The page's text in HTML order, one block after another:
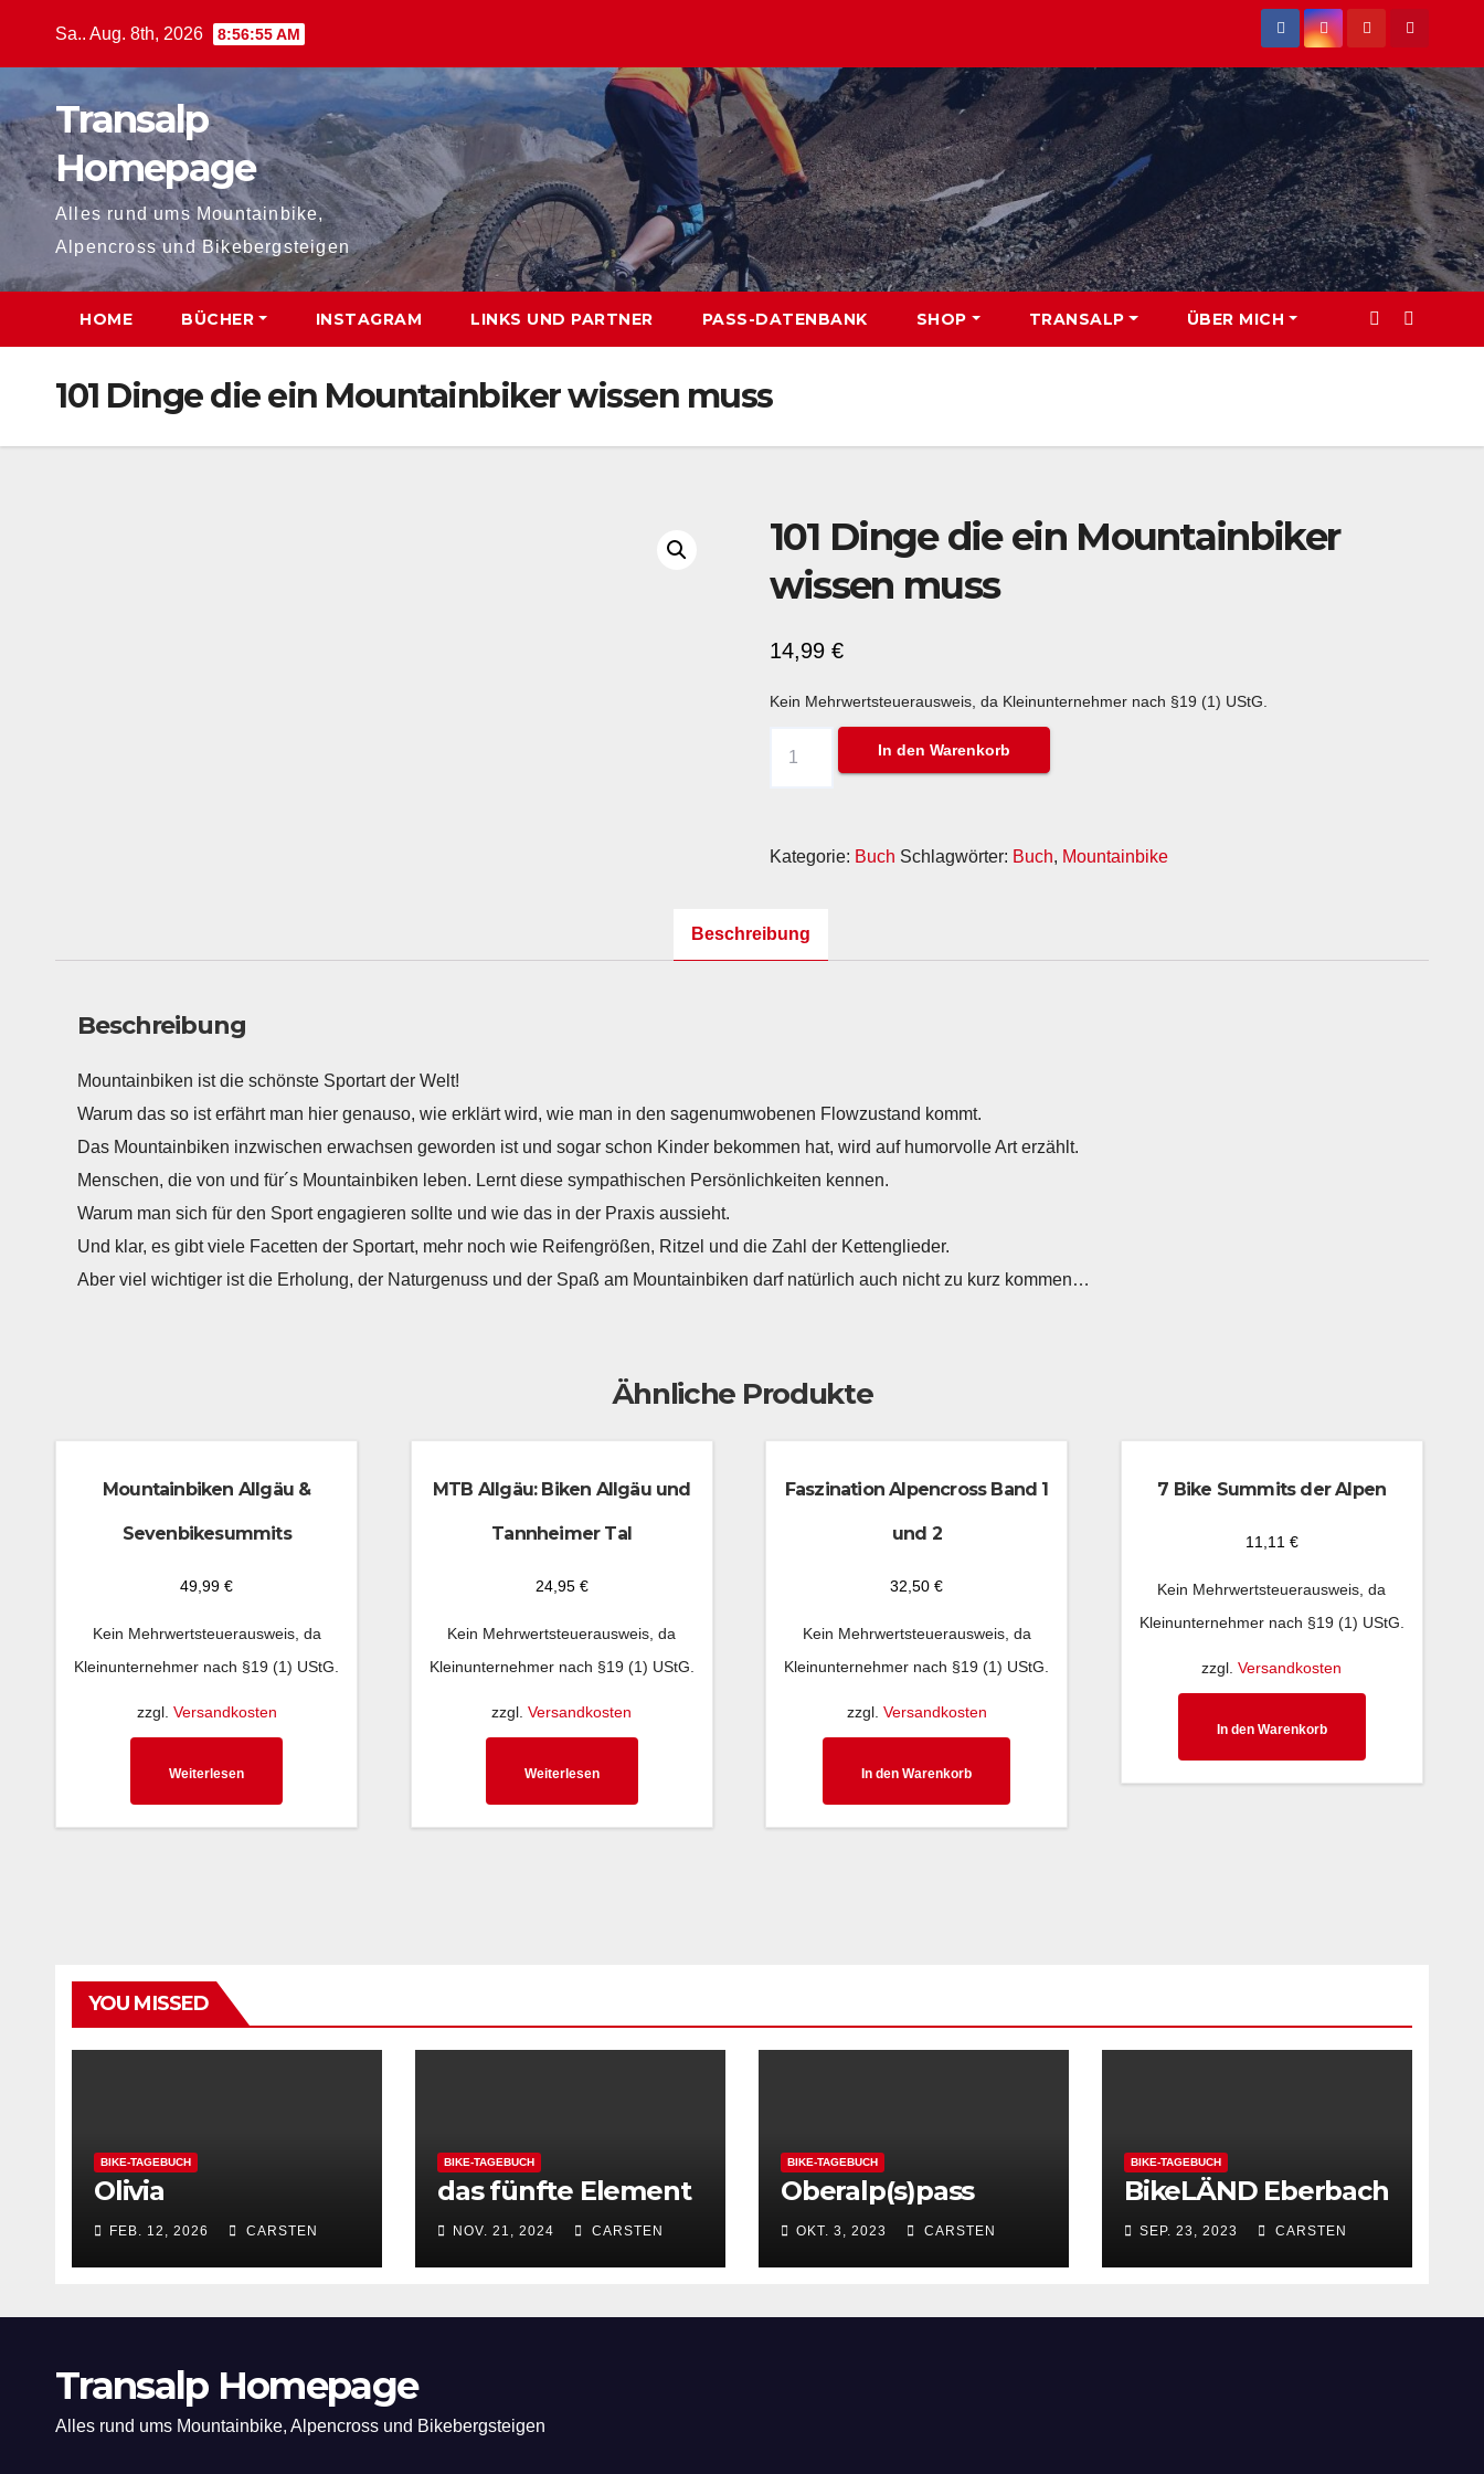
Sa.. Aug. 8th, 2026 8:56:55 AM
Transalp
Homepage
Alles rund ums Mountainbike,
Alpencross und Bikebergsteigen
HOME BÜCHER INSTAGRAM LINKS UND PARTNER PASS-DATENBANK SHOP TRANSALP ÜBER MICH
101 Dinge die ein Mountainbiker wissen muss
101 Dinge die ein Mountainbiker
wissen muss
14,99 €
Kein Mehrwertsteuerausweis, da Kleinunternehmer nach §19 (1) UStG.
muss
In den Warenkorb
Kategorie: Buch Schlagwörter: Buch, Mountainbike
Beschreibung
Beschreibung
Mountainbiken ist die schönste Sportart der Welt!
Warum das so ist erfährt man hier genauso, wie erklärt wird, wie man in den sagenumwobenen Flowzustand kommt.
Das Mountainbiken inzwischen erwachsen geworden ist und sogar schon Kinder bekommen hat, wird auf humorvolle Art erzählt.
Menschen, die von und für´s Mountainbiken leben. Lernt diese sympathischen Persönlichkeiten kennen.
Warum man sich für den Sport engagieren sollte und wie das in der Praxis aussieht.
Und klar, es gibt viele Facetten der Sportart, mehr noch wie Reifengrößen, Ritzel und die Zahl der Kettenglieder.
Aber viel wichtiger ist die Erholung, der Naturgenuss und der Spaß am Mountainbiken darf natürlich auch nicht zu kurz kommen…
Ähnliche Produkte
Mountainbiken Allgäu &
Sevenbikesummits
49,99€
Kein Mehrwertsteuerausweis, da
Kleinunternehmer nach §19 (1) UStG.
zzgl. Versandkosten
Weiterlesen
MTB Allgäu: Biken Allgäu und
Tannheimer Tal
24,95 €
Kein Mehrwertsteuerausweis, da
Kleinunternehmer nach §19 (1) UStG.
zzgl.Versandkosten
Weiterlesen
Faszination Alpencross Band 1
und 2
32,50€
Kein Mehrwertsteuerausweis, da
Kleinunternehmer nach §19 (1) UStG.
zzgl. Versandkosten
In den Warenkorb
7 Bike Summits der Alpen
11,11 €
Kein Mehrwertsteuerausweis, da
Kleinunternehmer nach §19 (1) UStG.
zzgl.Versandkosten
In den Warenkorb
YOU MISSED
BIKE-TAGEBUCH
Olivia
FEB. 12, 2026 CARSTEN
BIKE-TAGEBUCH
das fünfte Element
NOV. 21, 2024 CARSTEN
BIKE-TAGEBUCH
Oberalp(s)pass
OKT. 3, 2023 CARSTEN
BIKE-TAGEBUCH
BikeLÄND Eberbach
SEP. 23, 2023 CARSTEN
Transalp Homepage
Alles rund ums Mountainbike, Alpencross und Bikebergsteigen